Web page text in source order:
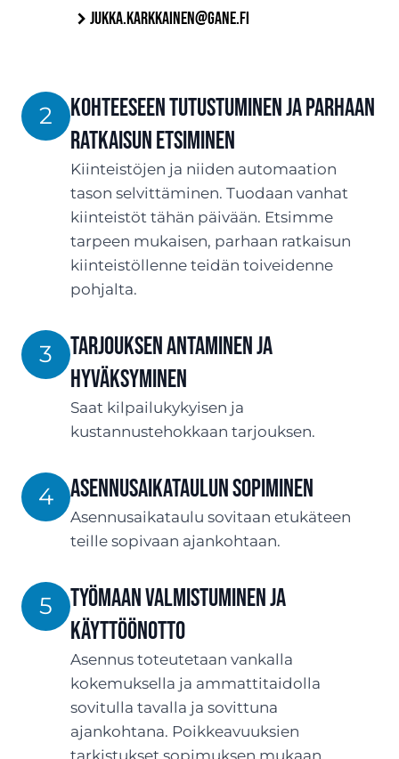
jukka.karkkainen@gane.fi
2
Kohteeseen tutustuminen ja parhaan
ratkaisun etsiminen
Kiinteistöjen ja niiden automaation
tason selvittäminen. Tuodaan vanhat
kiinteistöt tähän päivään. Etsimme
tarpeen mukaisen, parhaan ratkaisun
kiinteistöllenne teidän toiveidenne
pohjalta.
3
TARJOUksen antaminen ja
hyväksyminen
Saat kilpailukykyisen ja
kustannustehokkaan tarjouksen.
4 ASENNUSaikataulun sopiminen
Asennusaikataulu sovitaan etukäteen
teille sopivaan ajankohtaan.
5
Työmaan valmistuminen ja
käyttöönotto
Asennus toteutetaan vankalla
kokemuksella ja ammattitaidolla
sovitulla tavalla ja sovittuna
ajankohtana. Poikkeavuuksien
tarkistukset sopimuksen mukaan.